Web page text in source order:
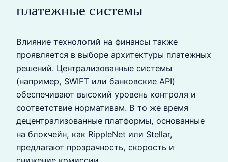
платежные системы
Влияние технологий на финансы также
проявляется в выборе архитектуры платежных
решений. Централизованные системы
(например, SWIFT или банковские API)
обеспечивают высокий уровень контроля и
соответствие нормативам. В то же время
децентрализованные платформы, основанные
на блокчейн, как RippleNet или Stellar,
предлагают прозрачность, скорость и